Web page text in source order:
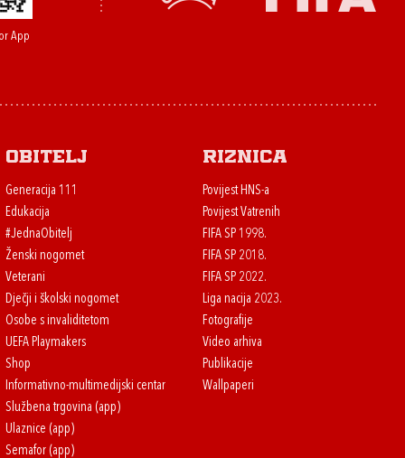
App
Obitelj
Generacija 111
Edukacija
#JednaObitelj
Ženski nogomet
Veterani
Dječji i školski nogomet
Osobe s invaliditetom
UEFA Playmakers
Shop
Informativno-multimedijski centar
Službena trgovina (app)
Ulaznice (app)
Semafor (app)
Riznica
Povijest HNS-a
Povijest Vatrenih
FIFA SP 1998.
FIFA SP 2018.
FIFA SP 2022.
Liga nacija 2023.
Fotografije
Video arhiva
Publikacije
Wallpaperi